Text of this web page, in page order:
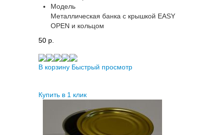
Модель
Металлическая банка с крышкой EASY
OPEN и кольцом
50 p.
В корзину Быстрый просмотр
Купить в 1 клик